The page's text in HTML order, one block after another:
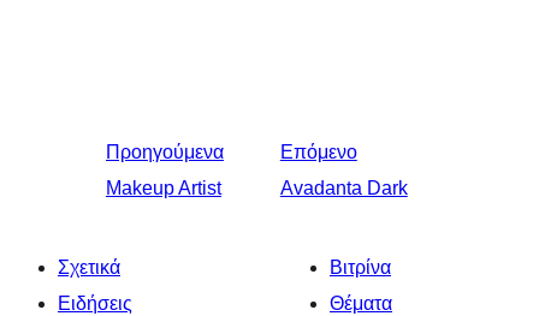
Προηγούμενα
Makeup Artist
Επόμενο
Avadanta Dark
Σχετικά
Ειδήσεις
Βιτρίνα
Θέματα